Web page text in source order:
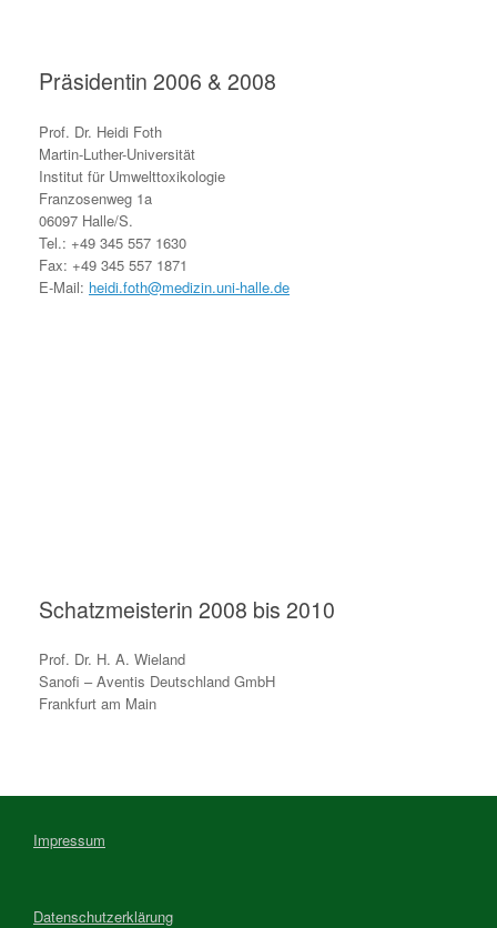
Präsidentin 2006 & 2008
Prof. Dr. Heidi Foth
Martin-Luther-Universität
Institut für Umwelttoxikologie
Franzosenweg 1a
06097 Halle/S.
Tel.: +49 345 557 1630
Fax: +49 345 557 1871
E-Mail: heidi.foth@medizin.uni-halle.de
Schatzmeisterin 2008 bis 2010
Prof. Dr. H. A. Wieland
Sanofi – Aventis Deutschland GmbH
Frankfurt am Main
Impressum
Datenschutzerklärung